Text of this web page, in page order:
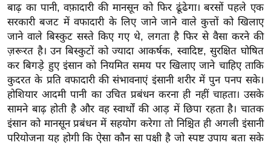
सा
हि
त्य
ज
ग
त
ऑ
टो
व
बाढ़ का पानी, वफ़ादारी की मानसून को फिर ढूंढेगा। बरसों पहले एक
सरकारी बजट में वफादारी के लिए जाने जाने वाले कुत्तों को खिलाए
जाने वाले बिस्कुट सस्ते किए गए थे, लगता है फिर से वैसा करने की
ज़रूरत है। उन बिस्कुटों को ज्यादा आकर्षक, स्वादिष्ट, सुरक्षित घोषित
कर बिगड़े हुए इंसान को नियमित समय पर खिलाए जाने चाहिए ताकि
कुदरत के प्रति वफादारी की संभावनाएं इंसानी शरीर में पुन पनप सके।
होशियार आदमी पानी का उचित प्रबंधन करना ही नहीं चाहता। उसके
सामने बाढ़ होती है और वह स्वार्थों की आड़ में छिपा रहता है। चातक
इंसान को मानसून प्रबंधन में सहयोग करेगा तो निश्चित ही अगली इंसानी
परियोजना यह होगी कि ऐसा कौन सा पक्षी है जो स्पष्ट उपाय बता सके